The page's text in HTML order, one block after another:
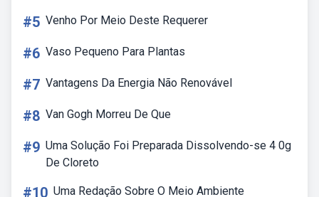
#5 Venho Por Meio Deste Requerer
#6 Vaso Pequeno Para Plantas
#7 Vantagens Da Energia Não Renovável
#8 Van Gogh Morreu De Que
#9 Uma Solução Foi Preparada Dissolvendo-se 4 0g
De Cloreto
#10 Uma Redação Sobre O Meio Ambiente